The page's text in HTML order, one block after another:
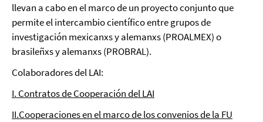
llevan a cabo en el marco de un proyecto conjunto que
permite el intercambio científico entre grupos de
investigación mexicanxs y alemanxs (PROALMEX) o
brasileñxs y alemanxs (PROBRAL).
Colaboradores del LAI:
I. Contratos de Cooperación del LAI
II.Cooperaciones en el marco de los convenios de la FU